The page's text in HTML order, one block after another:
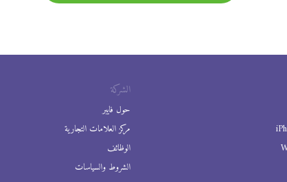
الشركة
حول فايبر
مركز العلامات التجارية
الوظائف
الشروط والسياسات